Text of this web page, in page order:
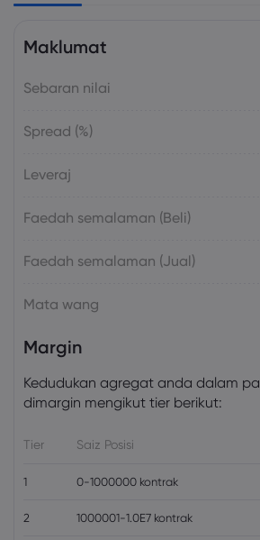
October Inflation Data Release
US-EU Relations: Russia Sanctions Unite
Emma Rose
Overheating, U.S. Trade Policy Risk
Maklumat
Sebaran nilai
Spread (%)
Leveraj
Faedah semalaman (Beli)
Faedah semalaman (Jual)
Mata wang
Margin
Kedudukan agregat anda dalam
dimargin mengikut tier berikut:
Tier Saiz Posisi
1 0-1000000 kontrak
2 1000001-1.0E7 kontrak